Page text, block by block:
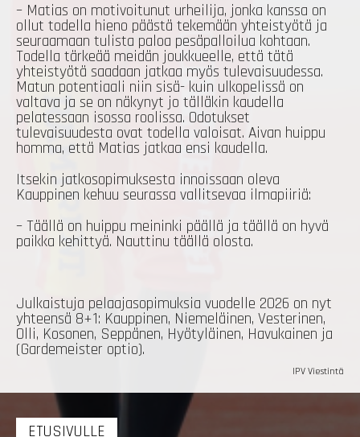
– Matias on motivoitunut urheilija, jonka kanssa on
ollut todella hieno päästä tekemään yhteistyötä ja
seuraamaan tulista paloa pesäpalloilua kohtaan.
Todella tärkeää meidän joukkueelle, että tätä
yhteistyötä saadaan jatkaa myös tulevaisuudessa.
Matun potentiaali niin sisä- kuin ulkopelissä on
valtava ja se on näkynyt jo tälläkin kaudella
pelatessaan isossa roolissa. Odotukset
tulevaisuudesta ovat todella valoisat. Aivan huippu
homma, että Matias jatkaa ensi kaudella.
Itsekin jatkosopimuksesta innoissaan oleva
Kauppinen kehuu seurassa vallitsevaa ilmapiiriä:
– Täällä on huippu meininki päällä ja täällä on hyvä
paikka kehittyä. Nauttinu täällä olosta.
Julkaistuja pelaajasopimuksia vuodelle 2026 on nyt
yhteensä 8+1: Kauppinen, Niemeläinen, Vesterinen,
Olli, Kosonen, Seppänen, Hyötyläinen, Havukainen ja
(Gardemeister optio).
IPV Viestintä
ETUSIVULLE